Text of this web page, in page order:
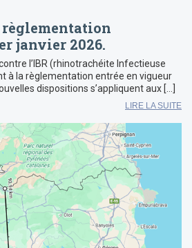
janvier 2026.
l’IBR (rhinotrachéite Infectieuse
à la règlementation entrée en vigueur
dispositions s’appliquent aux […]
LIRE LA SUITE